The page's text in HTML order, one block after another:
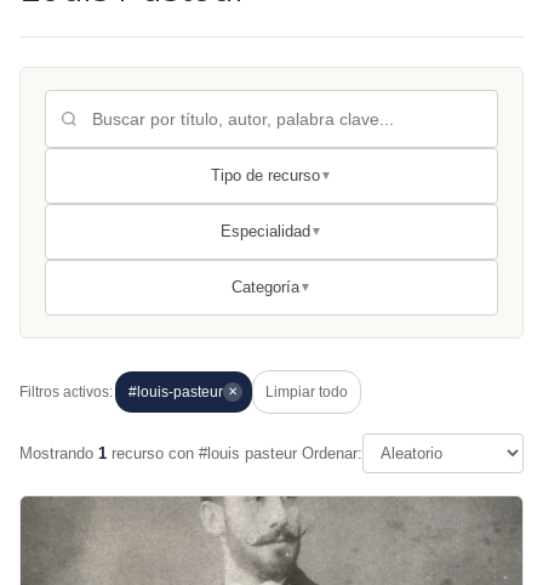
Tipo de recurso▼
Especialidad ▼
Categoría▼
Filtros activos: #louis-pasteur ✕ Limpiar todo
Mostrando 1 recurso con #louis pasteur Ordenar: